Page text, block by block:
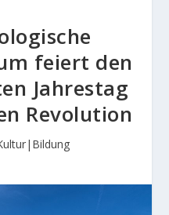
feiert den
Jahrestag
Revolution